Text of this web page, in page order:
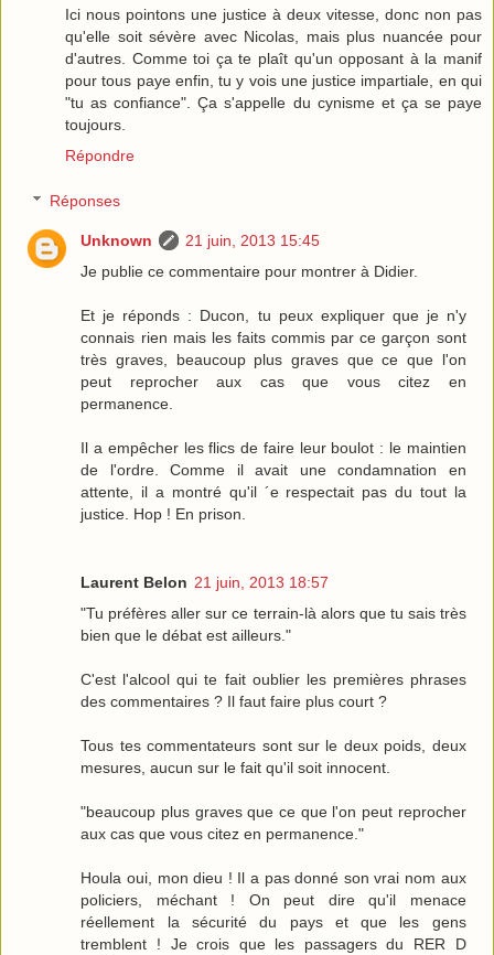
Ici nous pointons une justice à deux vitesse, donc non pas
qu'elle soit sévère avec Nicolas, mais plus nuancée pour
d'autres. Comme toi ça te plaît qu'un opposant à la manif
pour tous paye enfin, tu y vois une justice impartiale, en qui
"tu as confiance". Ça s'appelle du cynisme et ça se paye
toujours.
Répondre
Réponses
Unknown
21 juin, 2013 15:45
Je publie ce commentaire pour montrer à Didier.
Et je réponds : Ducon, tu peux expliquer que je n'y
connais rien mais les faits commis par ce garçon sont
très graves, beaucoup plus graves que ce que l'on
peut reprocher aux cas que vous citez en
permanence.
Il a empêcher les flics de faire leur boulot : le maintien
de l'ordre. Comme il avait une condamnation en
attente, il a montré qu'il ´e respectait pas du tout la
justice. Hop ! En prison.
Laurent Belon 21 juin, 2013 18:57
"Tu préfères aller sur ce terrain-là alors que tu sais très
bien que le débat est ailleurs."
C'est l'alcool qui te fait oublier les premières phrases
des commentaires ? Il faut faire plus court ?
Tous tes commentateurs sont sur le deux poids, deux
mesures, aucun sur le fait qu'il soit innocent.
"beaucoup plus graves que ce que l'on peut reprocher
aux cas que vous citez en permanence."
Houla oui, mon dieu ! Il a pas donné son vrai nom aux
policiers, méchant ! On peut dire qu'il menace
réellement la sécurité du pays et que les gens
tremblent ! Je crois que les passagers du RER D